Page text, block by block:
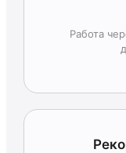
Работа